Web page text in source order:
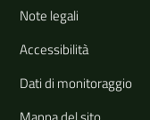
Note legali
Accessibilità
Dati di monitoraggio